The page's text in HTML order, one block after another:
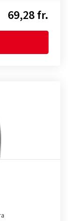
69,28 fr.